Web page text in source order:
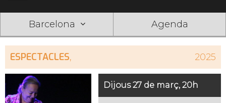
Barcelona Agenda
ESPECTACLES, 2025
Dijous 27 de març, 20h